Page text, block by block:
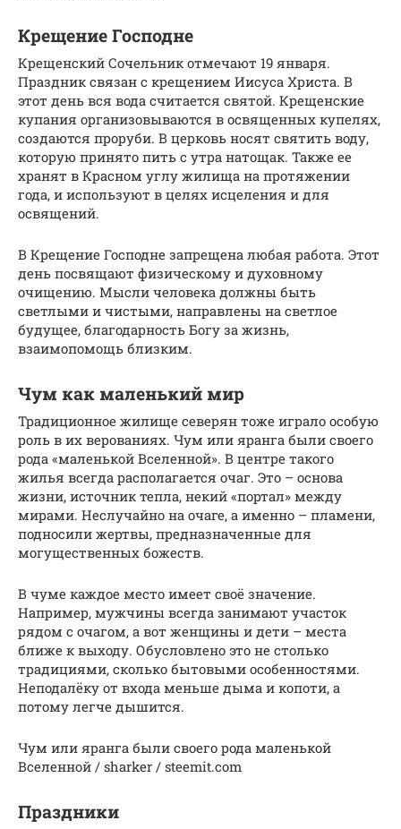
Крещение Господне
Крещенский Сочельник отмечают 19 января.
Праздник связан с крещением Иисуса Христа. В
этот день вся вода считается святой. Крещенские
купания организовываются в освященных купелях,
создаются проруби. В церковь носят святить воду,
которую принято пить с утра натощак. Также ее
хранят в Красном углу жилища на протяжении
года, и используют в целях исцеления и для
освящений.
В Крещение Господне запрещена любая работа. Этот
день посвящают физическому и духовному
очищению. Мысли человека должны быть
светлыми и чистыми, направлены на светлое
будущее, благодарность Богу за жизнь,
взаимопомощь близким.
Чум как маленький мир
Традиционное жилище северян тоже играло особую
роль в их верованиях. Чум или яранга были своего
рода «маленькой Вселенной». В центре такого
жилья всегда располагается очаг. Это – основа
жизни, источник тепла, некий «портал» между
мирами. Неслучайно на очаге, а именно – пламени,
подносили жертвы, предназначенные для
могущественных божеств.
В чуме каждое место имеет своё значение.
Например, мужчины всегда занимают участок
рядом с очагом, а вот женщины и дети – места
ближе к выходу. Обусловлено это не столько
традициями, сколько бытовыми особенностями.
Неподалёку от входа меньше дыма и копоти, а
потому легче дышится.
Чум или яранга были своего рода маленькой
Вселенной / sharker / steemit.com
Праздники